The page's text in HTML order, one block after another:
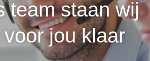
team staan wij
jou klaar